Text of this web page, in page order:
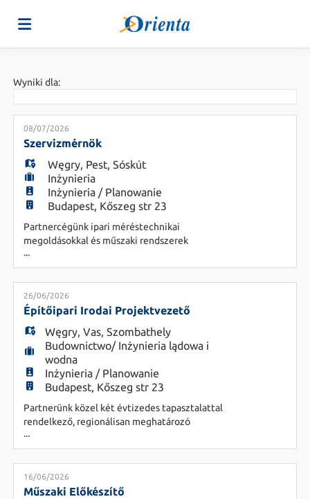
główna
Oferty
Pracy
Załaduj
swoje
Login
EN
FR
IT
DE
Wyniki dla:
08/07/2026
Szervizmérnök
Węgry, Pest, Sóskút
Inżynieria
Inżynieria / Planowanie
Budapest, Kőszeg str 23
Partnercégünk ipari méréstechnikai
megoldásokkal és műszaki rendszerek
forgalmazásával, telepítésével, valamint
szervizelésével foglalkozik. Feladatok - Műszerek
átvizsgálása, üzembe helyezése és felhasználói
oktatás - Műszaki támogatás és kapcsolattartás az
ügyfelekkel - Garanciális és garancián túli
...
26/06/2026
Építőipari Irodai Projektvezető
Węgry, Vas, Szombathely
Budownictwo/ Inżynieria lądowa i
wodna
Inżynieria / Planowanie
Budapest, Kőszeg str 23
Partnerünk közel két évtizedes tapasztalattal
rendelkező, regionálisan meghatározó
generálkivitelező vállalat, amely kiemelt
figyelmet fordít a minőségre, megbízhatóságra és
a hosszú távú szakmai együttműködésekre.
Bővülő csapatukba keresünk új kollégát Építőipari
Projektvezető pozícióba, aki irodai környezetből
...
16/06/2026
Műszaki Előkészítő